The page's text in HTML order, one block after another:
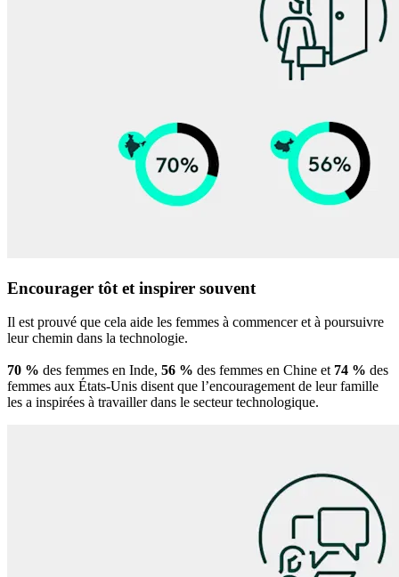
Encourager tôt et inspirer souvent
Il est prouvé que cela aide les femmes à commencer et à poursuivre
leur chemin dans la technologie.
70 % des femmes en Inde, 56 % des femmes en Chine et 74 % des
femmes aux États-Unis disent que l’encouragement de leur famille
les a inspirées à travailler dans le secteur technologique.